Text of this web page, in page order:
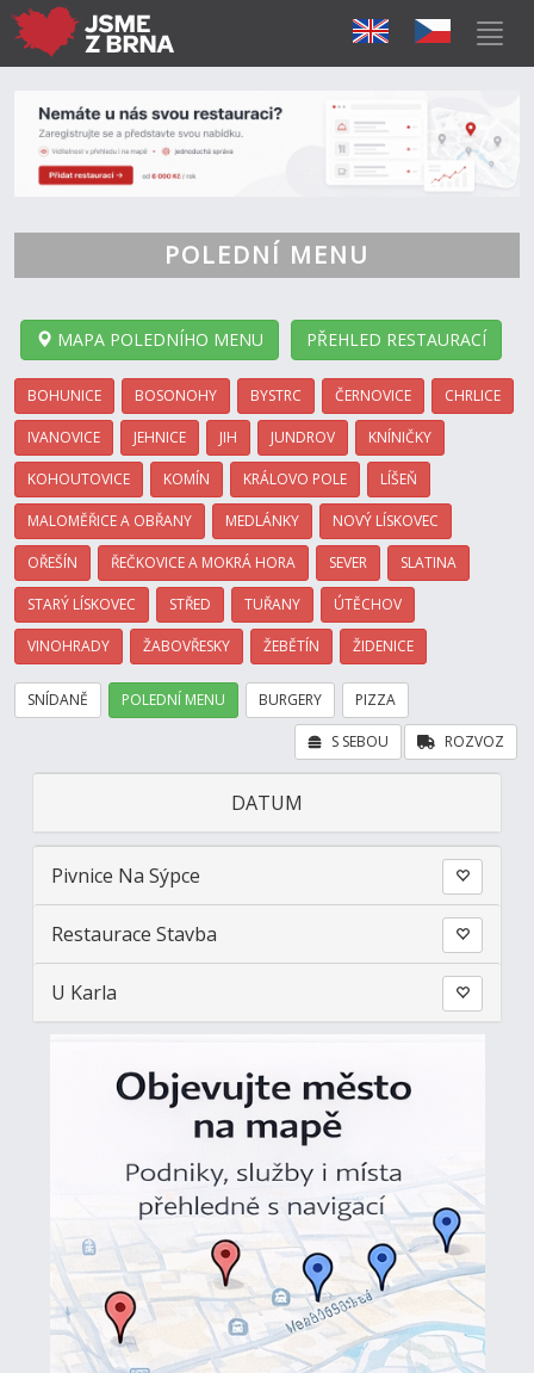
POLEDNÍ MENU
MAPA POLEDNÍHO MENU PŘEHLED RESTAURACÍ
BOHUNICE BOSONOHY BYSTRC ČERNOVICE CHRLICE
IVANOVICE JEHNICE JIH JUNDROV KNÍNIČKY
KOHOUTOVICE KOMÍN KRÁLOVO POLE LÍŠEŇ
MALOMĚŘICE A OBŘANY MEDLÁNKY NOVÝ LÍSKOVEC
OŘEŠÍN ŘEČKOVICE A MOKRÁ HORA SEVER SLATINA
STARÝ LÍSKOVEC STŘED TUŘANY ÚTĚCHOV
VINOHRADY ŽABOVŘESKY ŽEBĚTÍN ŽIDENICE
SNÍDANĚ POLEDNÍ MENU BURGERY PIZZA
ROZVOZ
S SEBOU
DATUM
Pivnice Na Sýpce
Restaurace Stavba
U Karla